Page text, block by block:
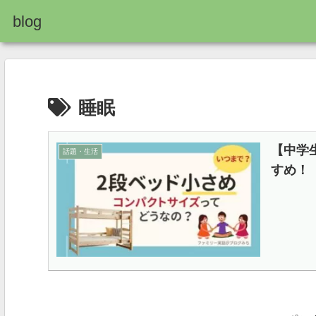
blog
睡眠
話題・生活
【中
すめ！